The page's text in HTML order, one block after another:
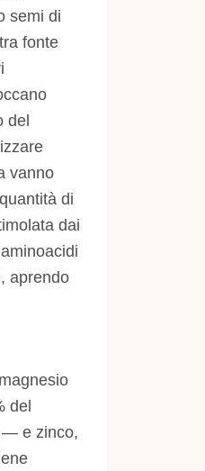
semi di
fonte
del
vanno
di
dai
aprendo
del
— e zinco,